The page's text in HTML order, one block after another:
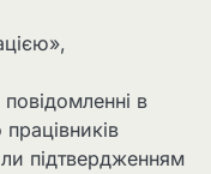
в
підтвердженням